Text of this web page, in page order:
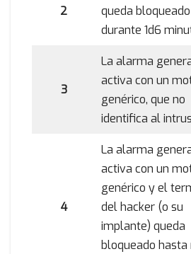
2
queda bloqueado
durante 1d6
3
La alarma
activa con un
genérico, que no
identifica al
4
La alarma
activa con un
genérico y el
del hacker (o su
implante) queda
bloqueado hasta